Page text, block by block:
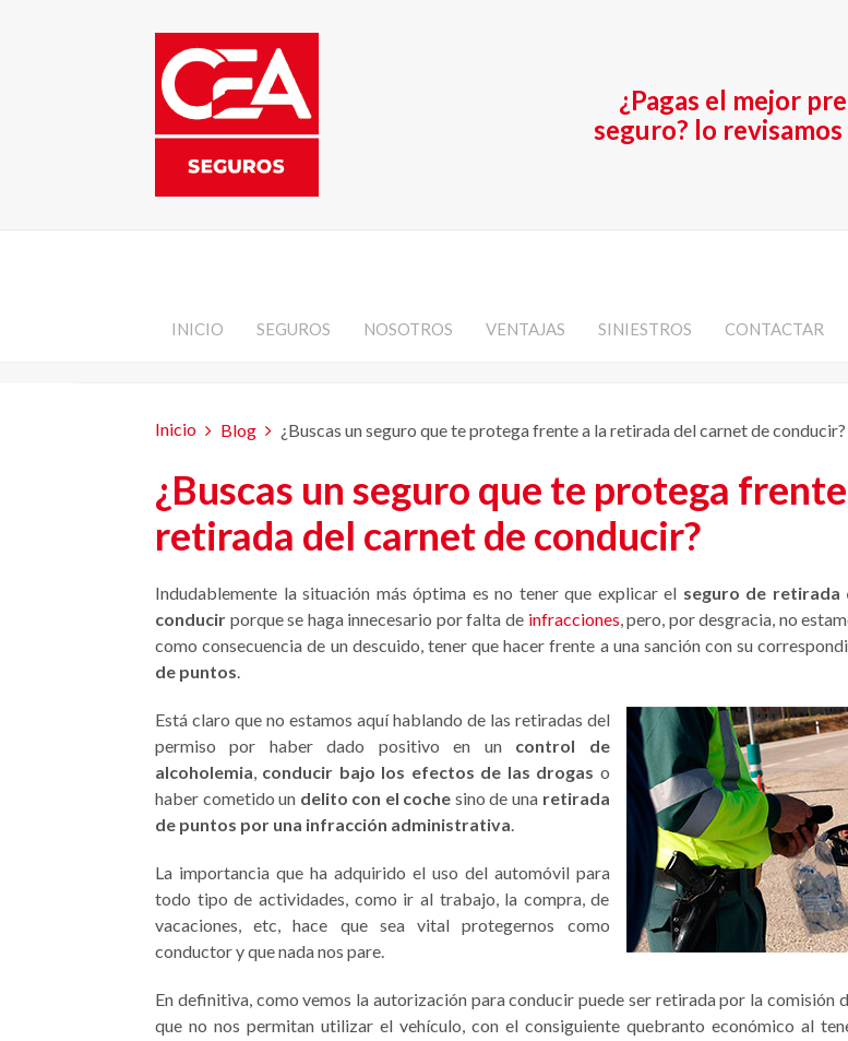
¿Pagas el mejor
seguro? lo
INICIO SEGUROS NOSOTROS VENTAJAS SINIESTROS CONTACTAR
Inicio Blog ¿Buscas un seguro que te protega frente a la retirada del carnet de conducir?
¿Buscas un seguro que te protega
retirada del carnet de conducir?
Indudablemente la situación más óptima es no tener que explicar el seguro de retirada
conducir porque se haga innecesario por falta de infracciones, pero, por desgracia, no
como consecuencia de un descuido, tener que hacer frente a una sanción con su
de puntos.
Está claro que no estamos aquí hablando de las retiradas del
permiso por haber dado positivo en un control de
alcoholemia, conducir bajo los efectos de las drogas o
haber cometido un delito con el coche sino de una retirada
de puntos por una infracción administrativa.
La importancia que ha adquirido el uso del automóvil para
todo tipo de actividades, como ir al trabajo, la compra, de
vacaciones, etc, hace que sea vital protegernos como
conductor y que nada nos pare.
En definitiva, como vemos la autorización para conducir puede ser retirada por la comisión
que no nos permitan utilizar el vehículo, con el consiguiente quebranto económico al